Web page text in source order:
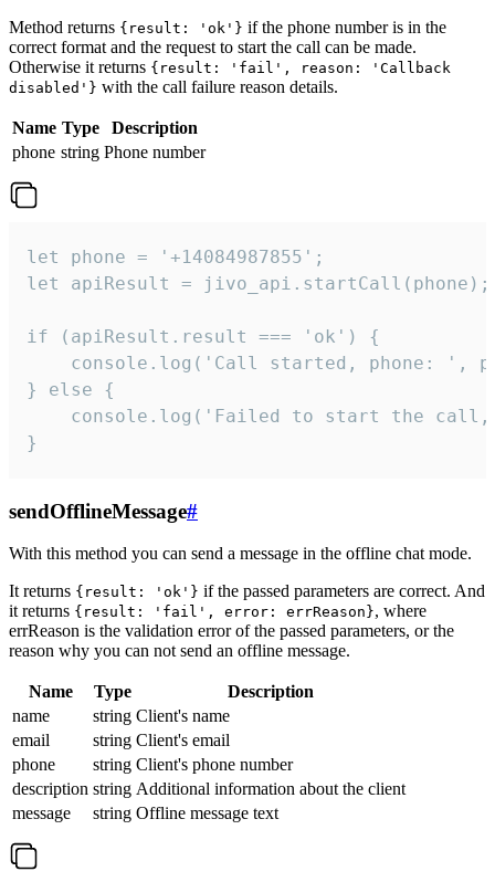
Method returns {result: 'ok'} if the phone number is in the
correct format and the request to start the call can be made.
Otherwise it returns {result: 'fail', reason: 'Callback
disabled'} with the call failure reason details.
Name Type
Description
phone string Phone number
let phone = '+14084987855';
let apiResult = jivo_api.startCall(phone);
if (apiResult.result === 'ok') {
console.log('Call started, phone: ',
} else {
console.log('Failed to start the
}
sendOfflineMessage#
With this method you can send a message in the offline chat mode.
It returns {result: 'ok'} if the passed parameters are correct. And
it returns {result: 'fail', error: errReason}, where
errReason is the validation error of the passed parameters, or the
reason why you can not send an offline message.
Name Type
Description
name
string Client's name
email
string Client's email
phone
string Client's phone number
description string Additional information about the client
message
string Offline message text